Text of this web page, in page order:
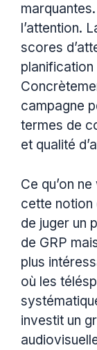
l’attention.
scores
campagne
termes de
et qualité
Ce qu’on
cette notion
de juger un
de GRP
plus
où les
investit un